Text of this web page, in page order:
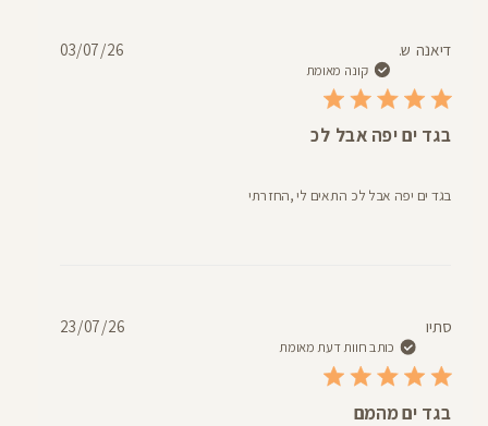
דיאנה ש.
קונה מאומת
בגד ים יפה אבל לכ
בגד ים יפה אבל לכ התאים לי ,החזרתי
תאריך03/07/26
סתיו
כותב חוות דעת מאומת
בגד ים מהמם
23/07/26